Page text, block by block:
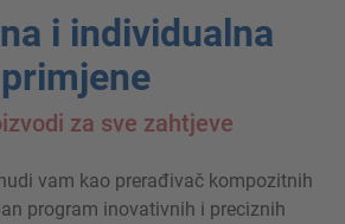
i individualna
za sve zahtjeve
vam kao prerađivač kompozitnih
program inovativnih i preciznih